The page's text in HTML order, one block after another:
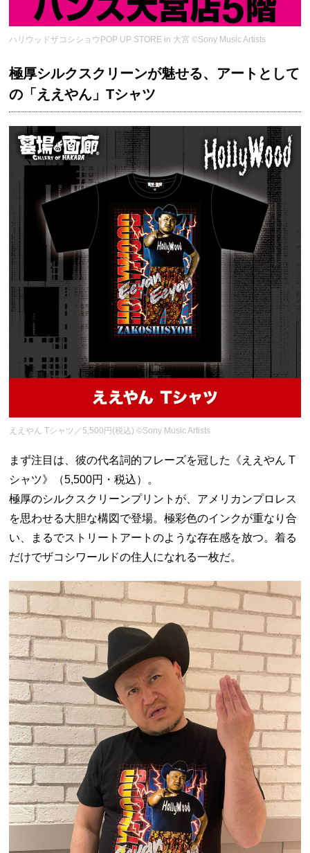
ハリウッドザコシショウPOP UP STORE in 大宮 ©Sony Music Artists
極厚シルクスクリーンが魅せる、アートとして
の「ええやん」Tシャツ
ええやん Tシャツ／5,500円(税込) ©Sony Music Artists
まず注目は、彼の代名詞的フレーズを冠した《ええやん T
シャツ》（5,500円・税込）。
極厚のシルクスクリーンプリントが、アメリカンプロレス
を思わせる大胆な構図で登場。極彩色のインクが重なり合
い、まるでストリートアートのような存在感を放つ。着る
だけでザコシワールドの住人になれる一枚だ。